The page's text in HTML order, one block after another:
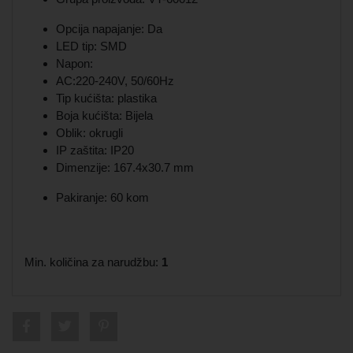
Opcija napajanje: Da
LED tip: SMD
Napon:
AC:220-240V, 50/60Hz
Tip kućišta: plastika
Boja kućišta: Bijela
Oblik: okrugli
IP zaštita: IP20
Dimenzije: 167.4x30.7 mm
Pakiranje: 60 kom
Min. količina za narudžbu: 1